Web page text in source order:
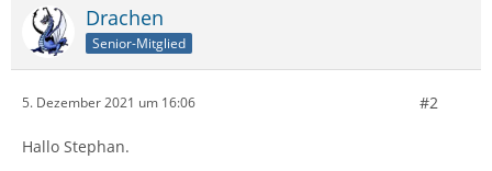
Drachen
Senior-Mitglied
5. Dezember 2021 um 16:06 #2
Hallo Stephan.